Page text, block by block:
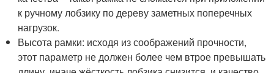
к ручному лобзику по дереву заметных поперечных
нагрузок.
Высота рамки: исходя из соображений прочности,
этот параметр не должен более чем втрое превышать